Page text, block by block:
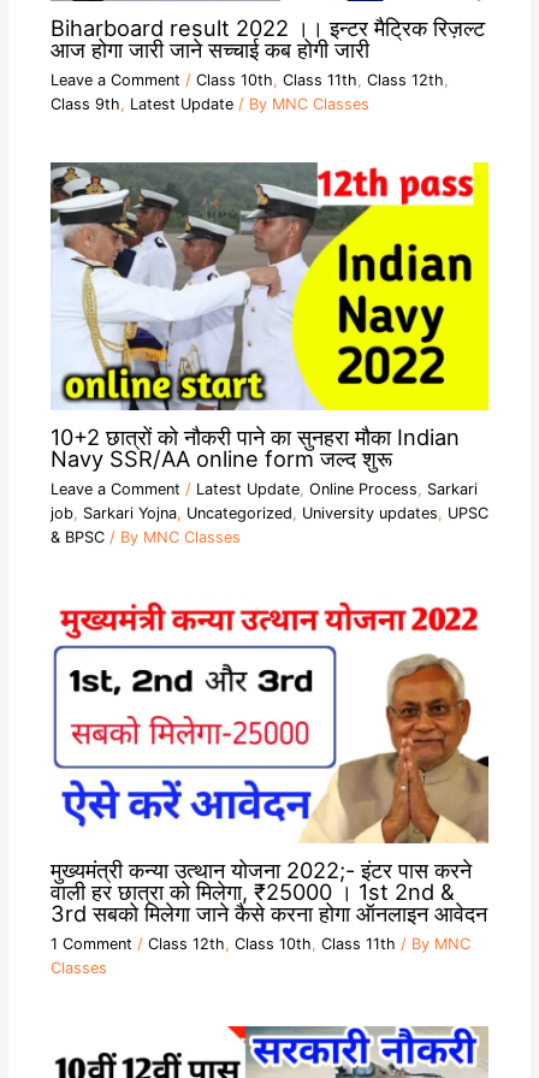
Biharboard result 2022 ।। इन्टर मैट्रिक रिज़ल्ट
आज होगा जारी जाने सच्चाई कब होगी जारी
Leave a Comment / Class 10th, Class 11th, Class 12th,
Class 9th, Latest Update/ By MNC Classes
10+2 छात्रों को नौकरी पाने का सुनहरा मौका Indian
Navy SSR/AA online form जल्द शुरू
Leave a Comment / Latest Update, Online Process, Sarkari
job, Sarkari Yojna, Uncategorized, University updates, UPSC
& BPSC/ By MNC Classes
मुख्यमंत्री कन्या उत्थान योजना 2022;- इंटर पास करने
वाली हर छात्रा को मिलेगा, ₹25000 । 1st 2nd &
3rd सबको मिलेगा जाने कैसे करना होगा ऑनलाइन आवेदन
1 Comment / Class 12th, Class 10th, Class 11th / By MNC
Classes